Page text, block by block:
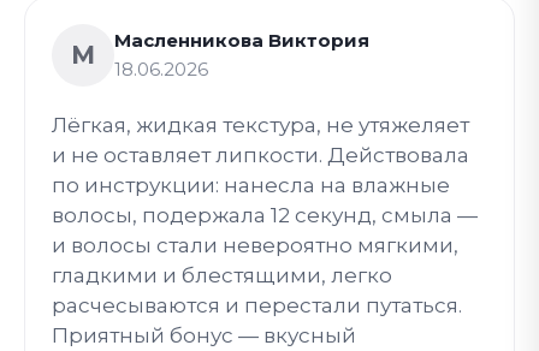
М
Масленникова Виктория
18.06.2026
Лёгкая, жидкая текстура, не утяжеляет
и не оставляет липкости. Действовала
по инструкции: нанесла на влажные
волосы, подержала 12 секунд, смыла —
и волосы стали невероятно мягкими,
гладкими и блестящими, легко
расчесываются и перестали путаться.
Приятный бонус — вкусный